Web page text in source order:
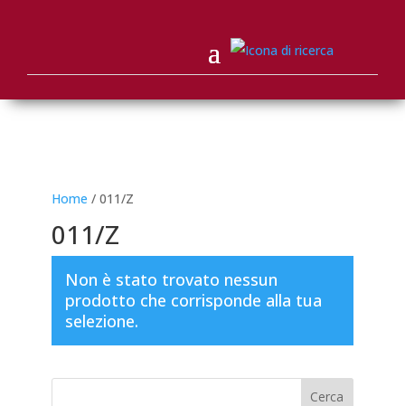
Home / 011/Z
011/Z
Non è stato trovato nessun
prodotto che corrisponde alla tua
selezione.
Cerca